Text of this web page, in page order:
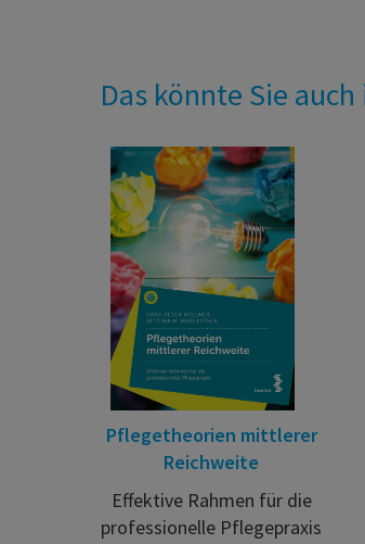
Das könnte Sie
Pflegetheorien mittlerer
Reichweite
Effektive Rahmen für die
professionelle Pflegepraxis